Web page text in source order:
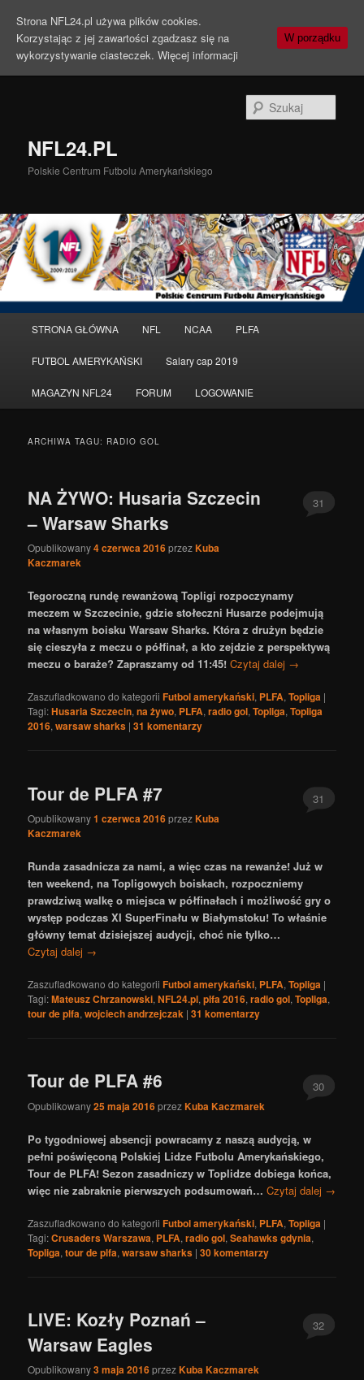
NFL24.PL
Polskie Centrum Futbolu Amerykańskiego
główne
Przeskocz
do
tekstu
Przeskocz
do
widgetów
STRONA GŁÓWNA NFL NCAA PLFA
FUTBOL AMERYKAŃSKI Salary cap 2019
MAGAZYN NFL24 FORUM LOGOWANIE
ARCHIWA TAGU: RADIO GOL
NA ŻYWO: Husaria Szczecin
– Warsaw Sharks
Opublikowany4 czerwca 2016przezKuba
Kaczmarek
31
Tegoroczną rundę rewanżową Topligi rozpoczynamy
meczem w Szczecinie, gdzie stołeczni Husarze podejmują
na własnym boisku Warsaw Sharks. Która z drużyn będzie
się cieszyła z meczu o półfinał, a kto zejdzie z perspektywą
meczu o baraże? Zapraszamy od 11:45! Czytaj dalej →
Zaszufladkowano do kategorii Futbol amerykański, PLFA,Topliga |
Tagi:Husaria Szczecin,na żywo, PLFA,radio gol,Topliga,Topliga
2016,warsaw sharks |31 komentarzy
Tour de PLFA #7
Opublikowany1 czerwca 2016przezKuba
Kaczmarek
31
Runda zasadnicza za nami, a więc czas na rewanże! Już w
ten weekend, na Topligowych boiskach, rozpoczniemy
prawdziwą walkę o miejsca w półfinałach i możliwość gry o
występ podczas XI SuperFinału w Białymstoku! To właśnie
główny temat dzisiejszej audycji, choć nie tylko…
Czytaj dalej →
Zaszufladkowano do kategorii Futbol amerykański, PLFA,Topliga |
Tagi:Mateusz Chrzanowski,NFL24.pl,plfa 2016,radio gol,Topliga,
tour de plfa,wojciech andrzejczak |31 komentarzy
Tour de PLFA #6
Opublikowany25 maja 2016przezKuba Kaczmarek
30
Po tygodniowej absencji powracamy z naszą audycją, w
pełni poświęconą Polskiej Lidze Futbolu Amerykańskiego,
Tour de PLFA! Sezon zasadniczy w Toplidze dobiega końca,
więc nie zabraknie pierwszych podsumowań… Czytaj dalej →
Zaszufladkowano do kategorii Futbol amerykański, PLFA,Topliga |
Tagi:Crusaders Warszawa, PLFA,radio gol,Seahawks gdynia,
Topliga,tour de plfa,warsaw sharks |30komentarzy
LIVE: Kozły Poznań –
Warsaw Eagles
Opublikowany3 maja 2016przezKuba Kaczmarek
32
Strona NFL24.pl używa plików cookies.
Korzystając z jej zawartości zgadzasz się na
wykorzystywanie ciasteczek. Więcej informacji
W porządku